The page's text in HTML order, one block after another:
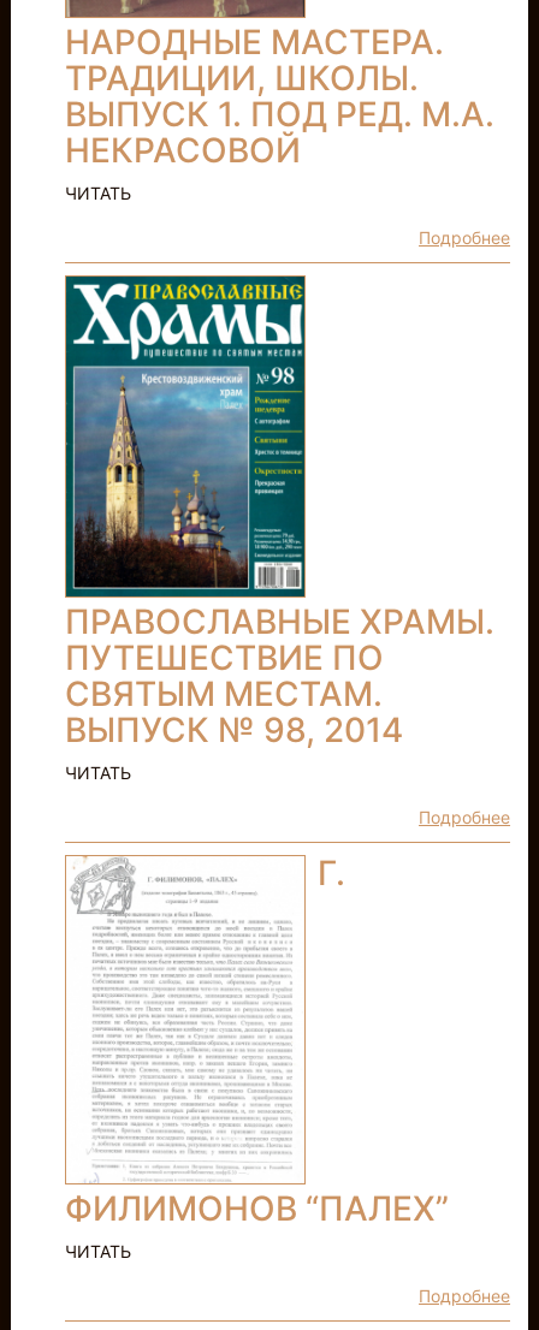
НАРОДНЫЕ МАСТЕРА.
ТРАДИЦИИ, ШКОЛЫ.
ВЫПУСК 1. ПОД РЕД. М.А.
НЕКРАСОВОЙ
ЧИТАТЬ
Подробнее
ПРАВОСЛАВНЫЕ ХРАМЫ.
ПУТЕШЕСТВИЕ ПО
СВЯТЫМ МЕСТАМ.
ВЫПУСК № 98, 2014
ЧИТАТЬ
Подробнее
Г.
ФИЛИМОНОВ “ПАЛЕХ”
ЧИТАТЬ
Подробнее